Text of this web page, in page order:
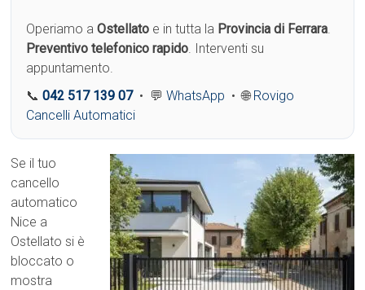
Operiamo aOstellato e in tutta la Provincia di Ferrara.
Preventivo telefonico rapido. Interventi su
appuntamento.
📞042 517 139 07• 💬WhatsApp • 🌐 Rovigo
Cancelli Automatici
Se il tuo
cancello
automatico
Nice a
Ostellato si è
bloccato o
mostra